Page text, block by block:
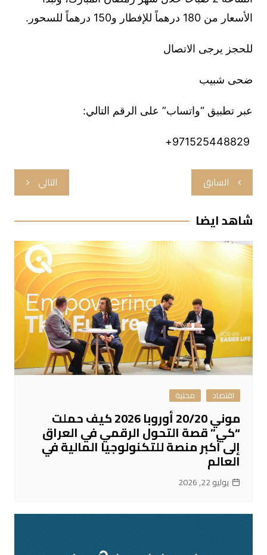
الأسعار من 180 درهماً للإفطار و150 درهماً للسحور.
للحجز يرجى الاتصال
ضحى شبيب
عبر تطبيق “واتساب” على الرقم التالي:
تصفّح
المقالات
السابق التالي
شاهد ايضا
اقتصاد محلية
موني 20/20 أوروبا 2026 كيف حملت
“كي” قصة التحول الرقمي في العراق
إلى أكبر منصة للتكنولوجيا المالية في
العالم
يوليو 22, 2026